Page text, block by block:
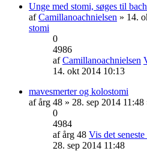
Unge med stomi, søges til
afCamillanoachnielsen » 14.
stomi
0
4986
afCamillanoachnielsen
14. okt 2014 10:13
mavesmerter og kolostomi
afårg 48 » 28. sep 2014 11:48
0
4984
afårg 48 Vis det
28. sep 2014 11:48